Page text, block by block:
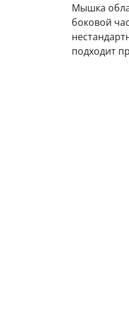
Мышка
боковой
подходит